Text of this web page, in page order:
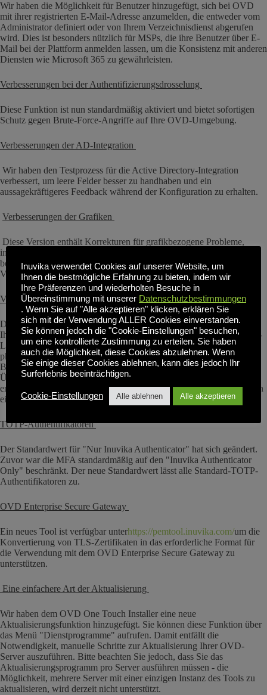
Wir haben die Möglichkeit für Benutzer hinzugefügt, sich bei OVD
mit ihrer registrierten E-Mail-Adresse anzumelden, die entweder vom
Administrator definiert oder von Ihrem Verzeichnisdienst abgerufen
wird. Dies ist besonders nützlich für MSPs, die ihre Benutzer über E-
Mail bei der Plattform anmelden lassen, um die Konsistenz mit anderen
Diensten wie Microsoft 365 zu gewährleisten.
Verbesserungen bei der Authentifizierungsdrosselung
Diese Funktion ist nun standardmäßig aktiviert und bietet sofortigen
Schutz gegen Brute-Force-Angriffe auf Ihre OVD-Umgebung.
Verbesserungen der AD-Integration
Wir haben den Testprozess für die Active Directory-Integration
verbessert, um leere Felder besser zu handhaben und ein
aussagekräftigeres Feedback während der Konfiguration zu erhalten.
Verbesserungen der Grafiken
Diese Version enthält Korrekturen für grafikbezogene Probleme,
insbesondere zur Behebung von Fehlern im Anwendungsmodus, die
beim Maximieren von Fenstern auftreten konnten, die sich nicht im
Vordergrund befanden.
Verbesserungen bei der Lizenzvergabe
Die Lizenzierung wird auf unsere Online-Plattform verlagert, die es
Ihnen ermöglicht, Ihre OVD-Installation automatisch über ein Online-
Lizenzierungsportal zu lizenzieren, wodurch die Notwendigkeit
physischer Lizenzierungsdateien entfällt. Dies wird auch die SPLA-
Berichterstattung für unsere MSP-Partner durch die automatische
Übermittlung der Anzahl der gleichzeitigen Nutzer am Monatsende
erheblich vereinfachen. Air-Gapped-Umgebungen werden auch durch
einen manuellen Metadaten-Austauschprozess unterstützt.
TOTP-Authentifikatoren
Der Standardwert für "Nur Inuvika Authenticator" hat sich geändert.
Zuvor war die MFA standardmäßig auf den "Inuvika Authenticator
Only" beschränkt. Der neue Standardwert lässt alle Standard-TOTP-
Authentifikatoren zu.
OVD Enterprise Secure Gateway
Ein neues Tool ist verfügbar unterhttps://pemtool.inuvika.com/um die
Konvertierung von TLS-Zertifikaten in das erforderliche Format für
die Verwendung mit dem OVD Enterprise Secure Gateway zu
unterstützen.
Eine einfachere Art der Aktualisierung
Wir haben dem OVD One Touch Installer eine neue
Aktualisierungsfunktion hinzugefügt. Sie können diese Funktion über
das Menü "Dienstprogramme" aufrufen. Damit entfällt die
Notwendigkeit, manuelle Schritte zur Aktualisierung Ihrer OVD-
Server auszuführen. Bitte beachten Sie jedoch, dass Sie das
Aktualisierungsprogramm pro Server ausführen müssen - die
Möglichkeit, mehrere Server mit einer einzigen Instanz des Tools zu
aktualisieren, wird derzeit nicht unterstützt.
Inuvika verwendet Cookies auf unserer Website, um
Ihnen die bestmögliche Erfahrung zu bieten, indem wir
Ihre Präferenzen und wiederholten Besuche in
Übereinstimmung mit unserer Datenschutzbestimmungen
. Wenn Sie auf "Alle akzeptieren" klicken, erklären Sie
sich mit der Verwendung ALLER Cookies einverstanden.
Sie können jedoch die "Cookie-Einstellungen" besuchen,
um eine kontrollierte Zustimmung zu erteilen. Sie haben
auch die Möglichkeit, diese Cookies abzulehnen. Wenn
Sie einige dieser Cookies ablehnen, kann dies jedoch Ihr
Surferlebnis beeinträchtigen.
Cookie-Einstellungen Alle ablehnen Alle akzeptieren